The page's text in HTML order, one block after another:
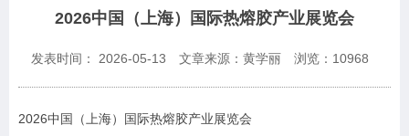
2026中国（上海）国际热熔胶产业展览会
发表时间： 2026-05-13 文章来源：黄学丽 浏览： 10968
2026中国（上海）国际热熔胶产业展览会